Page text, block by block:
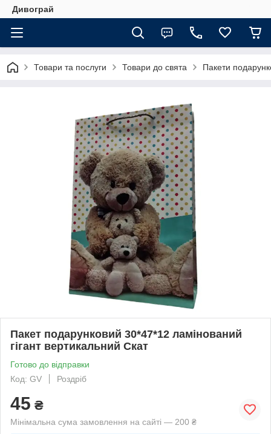
Дивограй
Товари та послуги Товари до свята Пакети
Пакет подарунковий 30*47*12 ламінований
гігант вертикальний Скат
Готово до відправки
Код: GV
Роздріб
45 ₴
Мінімальна сума замовлення на сайті — 200 ₴